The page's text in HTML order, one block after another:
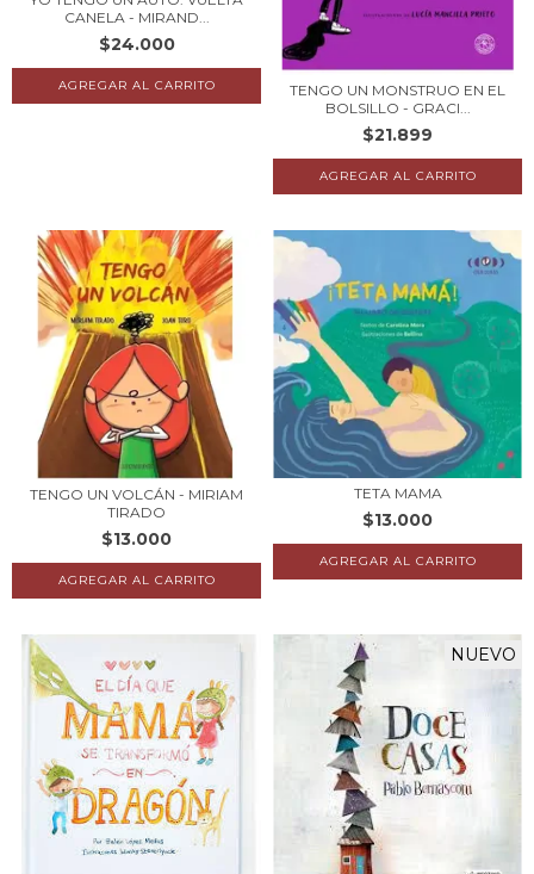
CANELA - MIRAND...
$24.000
TENGO UN MONSTRUO EN EL
BOLSILLO - GRACI...
$21.899
TENGO UN VOLCÁN - MIRIAM
TIRADO
$13.000
TETA MAMA
$13.000
NUEVO